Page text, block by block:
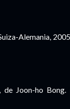
Alemania,
de Joon-ho